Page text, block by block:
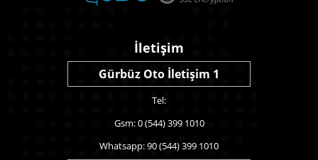
İletişim
Gürbüz Oto İletişim 1
Tel:
Gsm: 0 (544) 399 1010
Whatsapp: 90 (544) 399 1010